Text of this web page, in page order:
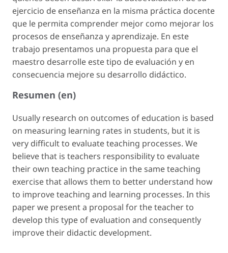
ejercicio de enseñanza en la misma práctica docente
que le permita comprender mejor como mejorar los
procesos de enseñanza y aprendizaje. En este
trabajo presentamos una propuesta para que el
maestro desarrolle este tipo de evaluación y en
consecuencia mejore su desarrollo didáctico.
Resumen (en)
Usually research on outcomes of education is based
on measuring learning rates in students, but it is
very difficult to evaluate teaching processes. We
believe that is teachers responsibility to evaluate
their own teaching practice in the same teaching
exercise that allows them to better understand how
to improve teaching and learning processes. In this
paper we present a proposal for the teacher to
develop this type of evaluation and consequently
improve their didactic development.